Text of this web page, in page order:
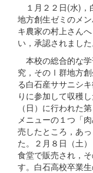
１月２２日(水)，
地方創生ゼミのメ
キ農家の村上さん
い，承認されました
本校の総合的な
究，そのⅠ群地方創
る白石産ササニシ
りに参加して収穫
（日）に行われた
メニューの１つ「
売したところ，あ
た。２月８日（土
食堂で販売され，
す。白石高校卒業